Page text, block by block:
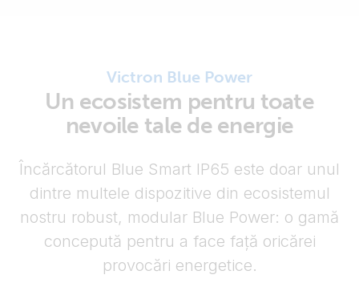
Victron Blue Power
Un ecosistem pentru toate
nevoile tale de energie
Încărcătorul Blue Smart IP65 este doar unul
dintre multele dispozitive din ecosistemul
nostru robust, modular Blue Power: o gamă
concepută pentru a face față oricărei
provocări energetice.